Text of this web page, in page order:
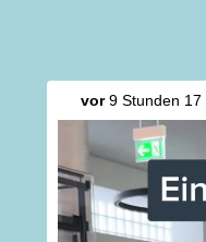
vor9 Stunden 17